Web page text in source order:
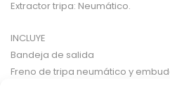
Extractor tripa: Neumático.
INCLUYE
Bandeja de salida
Freno de tripa neumático y